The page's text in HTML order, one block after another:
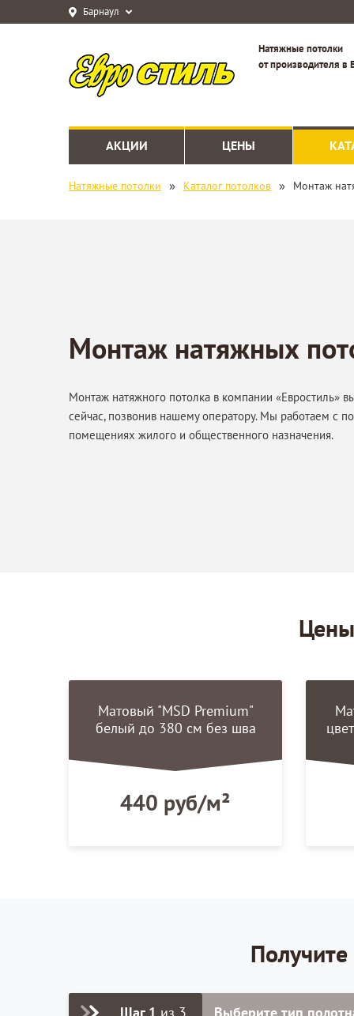
Барнаул
Натяжные потолки
от производителя в
АКЦИИ ЦЕНЫ
Натяжные потолки » Каталог потолков » Монтаж
Монтаж натяжных
Монтаж натяжного потолка в компании «Евростиль»
сейчас, позвонив нашему оператору. Мы работаем с
помещениях жилого и общественного назначения.
Матовый "MSD Premium"
белый до 380 см без шва
440 руб/м²